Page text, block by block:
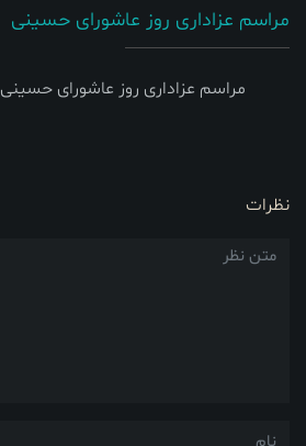
مراسم عزاداری روز عاشورای حسینی
مراسم عزاداری روز عاشورای حسینی
نظرات